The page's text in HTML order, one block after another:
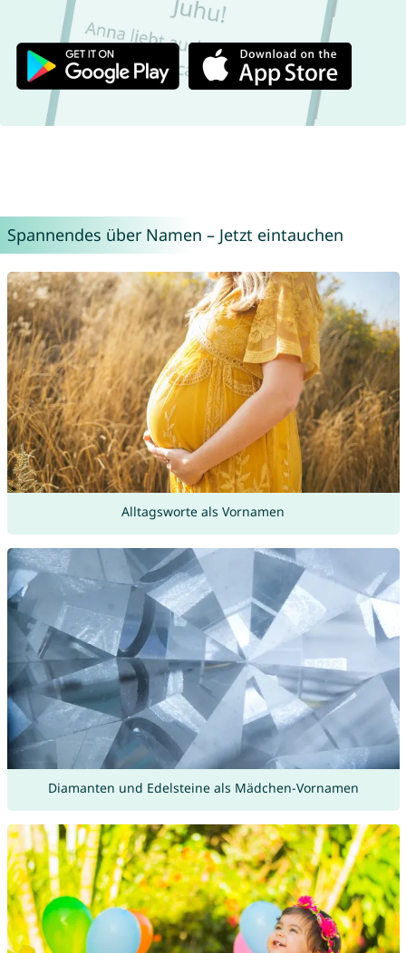
Spannendes über Namen – Jetzt eintauchen
Alltagsworte als Vornamen
Diamanten und Edelsteine als Mädchen-Vornamen